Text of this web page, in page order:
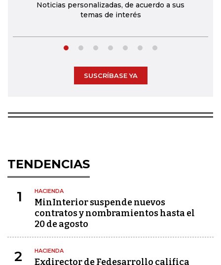
Noticias personalizadas, de acuerdo a sus
temas de interés
SUSCRÍBASE YA
TENDENCIAS
1 HACIENDA
MinInterior suspende nuevos
contratos y nombramientos hasta el
20 de agosto
2 HACIENDA
Exdirector de Fedesarrollo califica